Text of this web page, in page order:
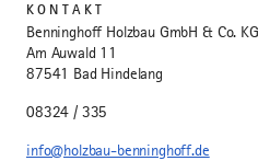
KONTAKT
Benninghoff Holzbau GmbH & Co. KG
Am Auwald 11
87541 Bad Hindelang
08324 / 335
info@holzbau-benninghoff.de